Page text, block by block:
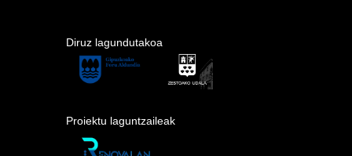
Diruz lagundutakoa
Proiektu laguntzaileak